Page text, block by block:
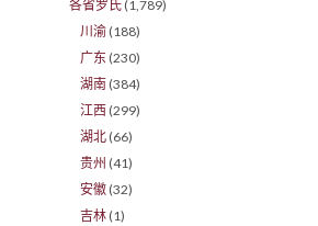
各省罗氏 (1,789)
川渝 (188)
广东 (230)
湖南 (384)
江西 (299)
湖北 (66)
贵州 (41)
安徽 (32)
吉林 (1)